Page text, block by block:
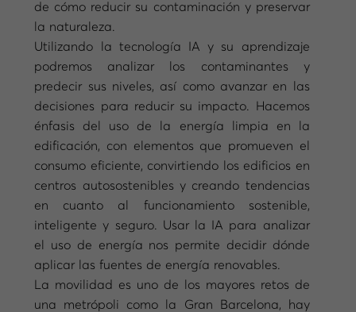
de cómo reducir su contaminación y preservar
la naturaleza.
Utilizando la tecnología IA y su aprendizaje
podremos analizar los contaminantes y
predecir sus niveles, así como avanzar en las
decisiones para reducir su impacto. Hacemos
énfasis del uso de la energía limpia en la
edificación, con elementos que promueven el
consumo eficiente, convirtiendo los edificios en
centros autosostenibles y creando tendencias
en cuanto al funcionamiento sostenible,
inteligente y seguro. Usar la IA para analizar
el uso de energía nos permite decidir dónde
aplicar las fuentes de energía renovables.
La movilidad es uno de los mayores retos de
una metrópoli como la Gran Barcelona, hay